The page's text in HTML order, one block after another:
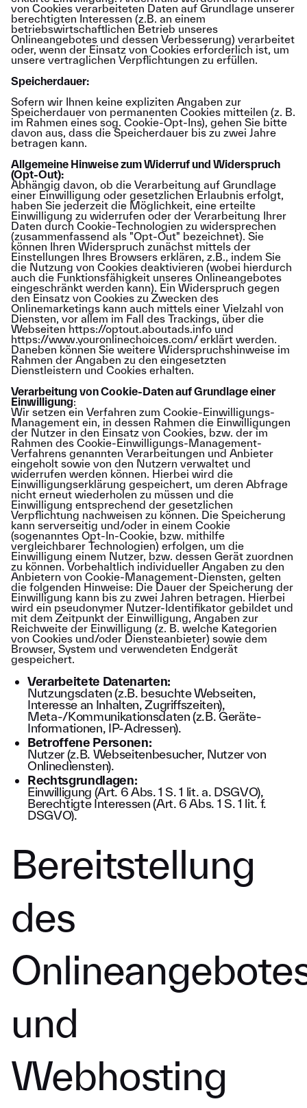
von Cookies verarbeiteten Daten auf Grundlage unserer
berechtigten Interessen (z.B. an einem
betriebswirtschaftlichen Betrieb unseres
Onlineangebotes und dessen Verbesserung) verarbeitet
oder, wenn der Einsatz von Cookies erforderlich ist, um
unsere vertraglichen Verpflichtungen zu erfüllen.
Speicherdauer:
Sofern wir Ihnen keine expliziten Angaben zur
Speicherdauer von permanenten Cookies mitteilen (z. B.
im Rahmen eines sog. Cookie-Opt-Ins), gehen Sie bitte
davon aus, dass die Speicherdauer bis zu zwei Jahre
betragen kann.
Allgemeine Hinweise zum Widerruf und Widerspruch
(Opt-Out):
Abhängig davon, ob die Verarbeitung auf Grundlage
einer Einwilligung oder gesetzlichen Erlaubnis erfolgt,
haben Sie jederzeit die Möglichkeit, eine erteilte
Einwilligung zu widerrufen oder der Verarbeitung Ihrer
Daten durch Cookie-Technologien zu widersprechen
(zusammenfassend als "Opt-Out" bezeichnet). Sie
können Ihren Widerspruch zunächst mittels der
Einstellungen Ihres Browsers erklären, z.B., indem Sie
die Nutzung von Cookies deaktivieren (wobei hierdurch
auch die Funktionsfähigkeit unseres Onlineangebotes
eingeschränkt werden kann). Ein Widerspruch gegen
den Einsatz von Cookies zu Zwecken des
Onlinemarketings kann auch mittels einer Vielzahl von
Diensten, vor allem im Fall des Trackings, über die
Webseiten https://optout.aboutads.info und
https://www.youronlinechoices.com/erklärt werden.
Daneben können Sie weitere Widerspruchshinweise im
Rahmen der Angaben zu den eingesetzten
Dienstleistern und Cookies erhalten.
Verarbeitung von Cookie-Daten auf Grundlage einer
Einwilligung:
Wir setzen ein Verfahren zum Cookie-Einwilligungs-
Management ein, in dessen Rahmen die Einwilligungen
der Nutzer in den Einsatz von Cookies, bzw. der im
Rahmen des Cookie-Einwilligungs-Management-
Verfahrens genannten Verarbeitungen und Anbieter
eingeholt sowie von den Nutzern verwaltet und
widerrufen werden können. Hierbei wird die
Einwilligungserklärung gespeichert, um deren Abfrage
nicht erneut wiederholen zu müssen und die
Einwilligung entsprechend der gesetzlichen
Verpflichtung nachweisen zu können. Die Speicherung
kann serverseitig und/oder in einem Cookie
(sogenanntes Opt-In-Cookie, bzw. mithilfe
vergleichbarer Technologien) erfolgen, um die
Einwilligung einem Nutzer, bzw. dessen Gerät zuordnen
zu können. Vorbehaltlich individueller Angaben zu den
Anbietern von Cookie-Management-Diensten, gelten
die folgenden Hinweise: Die Dauer der Speicherung der
Einwilligung kann bis zu zwei Jahren betragen. Hierbei
wird ein pseudonymer Nutzer-Identifikator gebildet und
mit dem Zeitpunkt der Einwilligung, Angaben zur
Reichweite der Einwilligung (z. B. welche Kategorien
von Cookies und/oder Diensteanbieter) sowie dem
Browser, System und verwendeten Endgerät
gespeichert.
Verarbeitete Datenarten:
Nutzungsdaten (z.B. besuchte Webseiten,
Interesse an Inhalten, Zugriffszeiten),
Meta-/Kommunikationsdaten (z.B. Geräte-
Informationen, IP-Adressen).
Betroffene Personen:
Nutzer (z.B. Webseitenbesucher, Nutzer von
Onlinediensten).
Rechtsgrundlagen:
Einwilligung (Art. 6 Abs. 1 S. 1 lit. a. DSGVO),
Berechtigte Interessen (Art. 6 Abs. 1 S. 1 lit. f.
DSGVO).
Bereitstellung
des
und
Webhosting